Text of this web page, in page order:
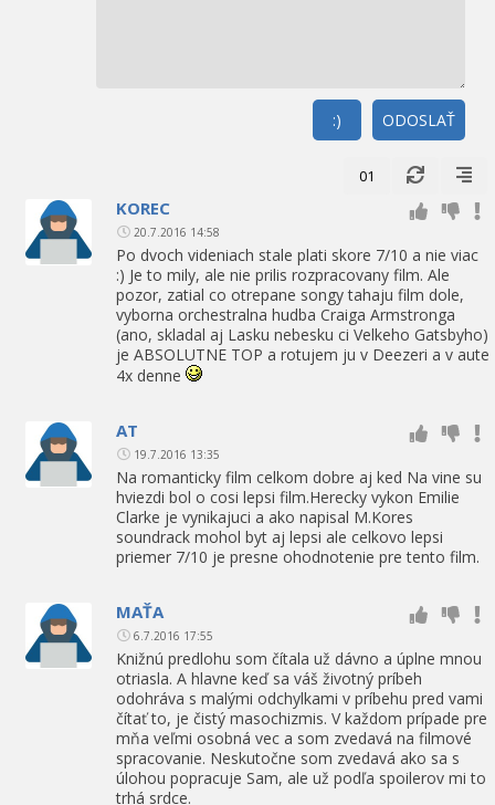
ODOSLAŤ
:)
01
KOREC
20.7.2016 14:58
Po dvoch videniach stale plati skore 7/10 a nie viac
:) Je to mily, ale nie prilis rozpracovany film. Ale
pozor, zatial co otrepane songy tahaju film dole,
vyborna orchestralna hudba Craiga Armstronga
(ano, skladal aj Lasku nebesku ci Velkeho Gatsbyho)
je ABSOLUTNE TOP a rotujem ju v Deezeri a v aute
4x denne
AT
19.7.2016 13:35
Na romanticky film celkom dobre aj ked Na vine su
hviezdi bol o cosi lepsi film.Herecky vykon Emilie
Clarke je vynikajuci a ako napisal M.Kores
soundrack mohol byt aj lepsi ale celkovo lepsi
priemer 7/10 je presne ohodnotenie pre tento film.
MAŤA
6.7.2016 17:55
Knižnú predlohu som čítala už dávno a úplne mnou
otriasla. A hlavne keď sa váš životný príbeh
odohráva s malými odchylkami v príbehu pred vami
čítať to, je čistý masochizmis. V každom prípade pre
mňa veľmi osobná vec a som zvedavá na filmové
spracovanie. Neskutočne som zvedavá ako sa s
úlohou popracuje Sam, ale už podľa spoilerov mi to
trhá srdce.